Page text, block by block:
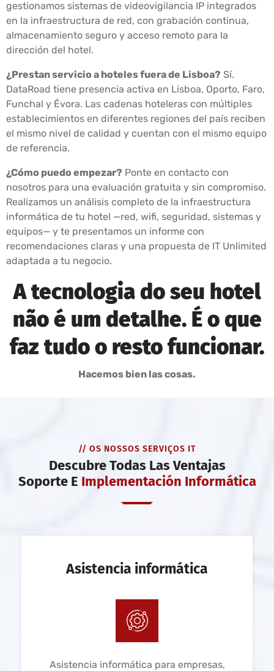
gestionamos sistemas de videovigilancia IP integrados
en la infraestructura de red, con grabación continua,
almacenamiento seguro y acceso remoto para la
dirección del hotel.
¿Prestan servicio a hoteles fuera de Lisboa? Sí.
DataRoad tiene presencia activa en Lisboa, Oporto, Faro,
Funchal y Évora. Las cadenas hoteleras con múltiples
establecimientos en diferentes regiones del país reciben
el mismo nivel de calidad y cuentan con el mismo equipo
de referencia.
¿Cómo puedo empezar? Ponte en contacto con
nosotros para una evaluación gratuita y sin compromiso.
Realizamos un análisis completo de la infraestructura
informática de tu hotel —red, wifi, seguridad, sistemas y
equipos— y te presentamos un informe con
recomendaciones claras y una propuesta de IT Unlimited
adaptada a tu negocio.
A tecnologia do seu hotel
não é um detalhe. É o que
faz tudo o resto funcionar.
Hacemos bien las cosas.
// OS NOSSOS SERVIÇOS IT
Descubre Todas Las Ventajas
Soporte E Implementación Informática
Asistencia informática
Asistencia informática para empresas,